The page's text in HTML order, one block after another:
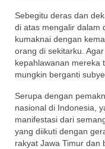
Sebegitu deras dan
di atas mengalir dalam
kumaknai dengan
orang di sekitarku.
kepahlawanan mereka
mungkin berganti
Serupa dengan
nasional di Indonesia,
manifestasi dari
yang diikuti dengan
rakyat Jawa Timur dan